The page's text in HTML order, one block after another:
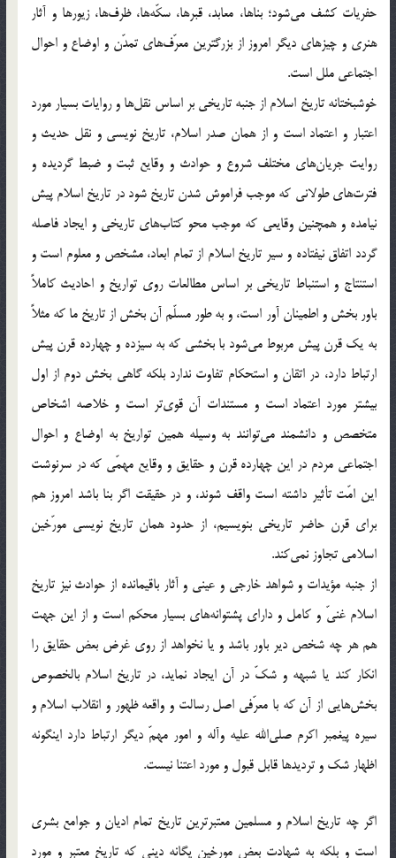
حفریات کشف می‎شود؛ بناها، معابد، قبرها، سکّه‎ها، ظرف‌ها، زیورها و آثار
هنری و چیزهای دیگر امروز از بزرگترین معرّف‌های تمدّن و اوضاع و احوال
اجتماعی ملل است.
خوشبختانه تاریخ اسلام از جنبه تاریخی بر اساس نقل‌ها و روایات بسیار مورد
اعتبار و اعتماد است و از همان صدر اسلام، تاریخ نویسی و نقل حدیث و
روایت جریان‌های مختلف شروع و حوادث و وقایع ثبت و ضبط گردیده و
فترت‌های طولانی که موجب فراموش شدن تاریخ شود در تاریخ اسلام پیش
نیامده و همچنین وقایعی که موجب محو کتاب‌های تاریخی و ایجاد فاصله
گردد اتفاق نیفتاده و سیر تاریخ اسلام از تمام ابعاد، مشخص و معلوم است و
استنتاج و استنباط تاریخی بر اساس مطالعات روی تواریخ و احادیث کاملاً
باور بخش و اطمینان آور است، و به طور مسلّم آن بخش از تاریخ ما که مثلاً
به یک قرن پیش مربوط می‎شود با بخشی که به سیزده و چهارده قرن پیش
ارتباط دارد، در اتقان و استحکام تفاوت ندارد بلکه گاهی بخش دوم از اول
بیشتر مورد اعتماد است و مستندات آن قوی‌تر است و خلاصه اشخاص
متخصص و دانشمند می‎توانند به وسیله همین تواریخ به اوضاع و احوال
اجتماعی مردم در این چهارده قرن و حقایق و وقایع مهمّی که در سرنوشت
این امّت تأثیر داشته است واقف شوند، و در حقیقت اگر بنا باشد امروز هم
برای قرن حاضر تاریخی بنویسیم، از حدود همان تاریخ نویسی مورّخین
اسلامی تجاوز نمی‎کند.
از جنبه مؤیدات و شواهد خارجی و عینی و آثار باقیمانده از حوادث نیز تاریخ
اسلام غنیّ و کامل و دارای پشتوانه‎های بسیار محکم است و از این جهت
هم هر چه شخص دیر باور باشد و یا نخواهد از روی غرض بعض حقایق را
انکار کند یا شبهه و شکّ در آن ایجاد نماید، در تاریخ اسلام بالخصوص
بخش‌هایی از آن که با معرّفی اصل رسالت و واقعه ظهور و انقلاب اسلام و
سیره پیغمبر اکرم صلی‎الله علیه وآله و امور مهمّ دیگر ارتباط دارد اینگونه
اظهار شک و تردیدها قابل قبول و مورد اعتنا نیست.
اگر چه تاریخ اسلام و مسلمین معتبرترین تاریخ تمام ادیان و جوامع بشری
است و بلکه به شهادت بعض مورخین یگانه دینی که تاریخ معتبر و مورد